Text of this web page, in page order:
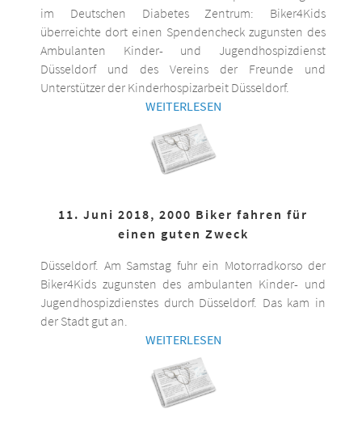
im Deutschen Diabetes Zentrum: Biker4Kids
überreichte dort einen Spendencheck zugunsten des
Ambulanten Kinder- und Jugendhospizdienst
Düsseldorf und des Vereins der Freunde und
Unterstützer der Kinderhospizarbeit Düsseldorf.
WEITERLESEN
11. Juni 2018, 2000 Biker fahren für
einen guten Zweck
Düsseldorf. Am Samstag fuhr ein Motorradkorso der
Biker4Kids zugunsten des ambulanten Kinder- und
Jugendhospizdienstes durch Düsseldorf. Das kam in
der Stadt gut an.
WEITERLESEN